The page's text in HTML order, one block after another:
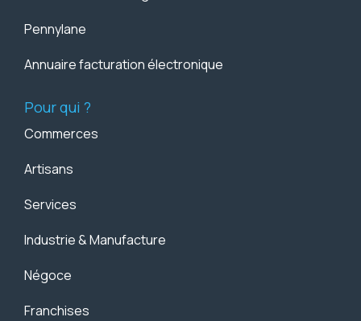
Pennylane
Annuaire facturation électronique
Pour qui ?
Commerces
Artisans
Services
Industrie & Manufacture
Négoce
Franchises